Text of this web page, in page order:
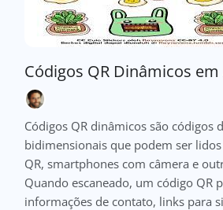
Códigos QR Dinâmicos
Códigos QR dinâmicos são códigos
bidimensionais que podem ser
QR, smartphones com câmera e
Quando escaneado, um código QR
informações de contato, links para